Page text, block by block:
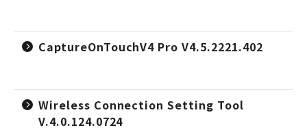
CaptureOnTouchV4 Pro V4.5.2221.402
Wireless Connection Setting Tool
V.4.0.124.0724